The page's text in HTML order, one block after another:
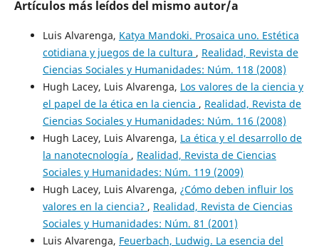
Artículos más leídos del mismo autor/a
Luis Alvarenga, Katya Mandoki. Prosaica uno. Estética
cotidiana y juegos de la cultura , Realidad, Revista de
Ciencias Sociales y Humanidades: Núm. 118 (2008)
Hugh Lacey, Luis Alvarenga, Los valores de la ciencia y
el papel de la ética en la ciencia , Realidad, Revista de
Ciencias Sociales y Humanidades: Núm. 116 (2008)
Hugh Lacey, Luis Alvarenga, La ética y el desarrollo de
la nanotecnología , Realidad, Revista de Ciencias
Sociales y Humanidades: Núm. 119 (2009)
Hugh Lacey, Luis Alvarenga, ¿Cómo deben influir los
valores en la ciencia? , Realidad, Revista de Ciencias
Sociales y Humanidades: Núm. 81 (2001)
Luis Alvarenga, Feuerbach, Ludwig. La esencia del